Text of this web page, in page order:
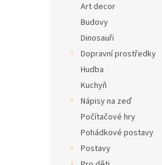
Art decor
Budovy
Dinosauři
Dopravní prostředky
Hudba
Kuchyň
Nápisy na zeď
Počítačové hry
Pohádkové postavy
Postavy